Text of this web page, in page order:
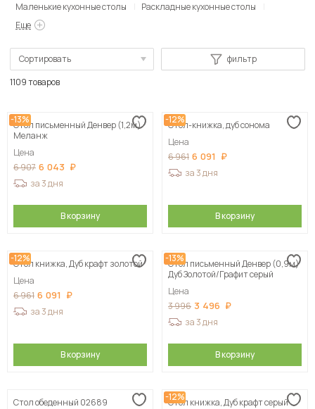
Маленькие кухонные столы
Раскладные кухонные столы
Еще
Сортировать
Сначала дорогие
фильтр
1109 товаров
-13%
Стол письменный Денвер (1,2м)
Меланж
Цена
6 907 6 043
за 3 дня
В корзину
-12%
Стол-книжка, дуб сонома
Цена
6 961 6 091
за 3 дня
В корзину
-12%
Стол книжка, Дуб крафт золотой
Цена
6 961 6 091
за 3 дня
В корзину
-13%
Стол письменный Денвер (0,9м)
Дуб Золотой/Графит серый
Цена
3 996 3 496
за 3 дня
В корзину
Стол обеденный 02689
-12%
Стол книжка, Дуб крафт серый